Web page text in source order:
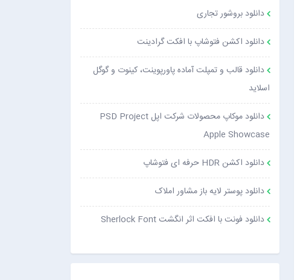
دانلود بروشور تجاری
دانلود اکشن فتوشاپ با افکت گرادینت
دانلود قالب و تمپلت آماده پاورپوینت، کینوت و گوگل
اسلاید
دانلود موکاپ محصولات شرکت اپل PSD Project
Apple Showcase
دانلود اکشن HDR حرفه ای فتوشاپ
دانلود پوستر لایه باز مشاور املاک
دانلود فونت با افکت اثر انگشت Sherlock Font